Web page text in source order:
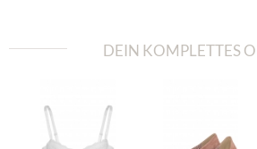
DEIN KOMPLETTES